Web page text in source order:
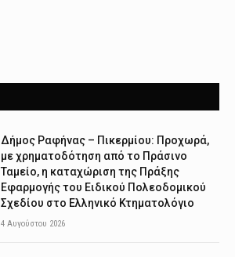
Δήμος Ραφήνας – Πικερμίου: Προχωρά,
με χρηματοδότηση από το Πράσινο
Ταμείο, η καταχώριση της Πράξης
Εφαρμογής του Ειδικού Πολεοδομικού
Σχεδίου στο Ελληνικό Κτηματολόγιο
4 Αυγούστου 2026